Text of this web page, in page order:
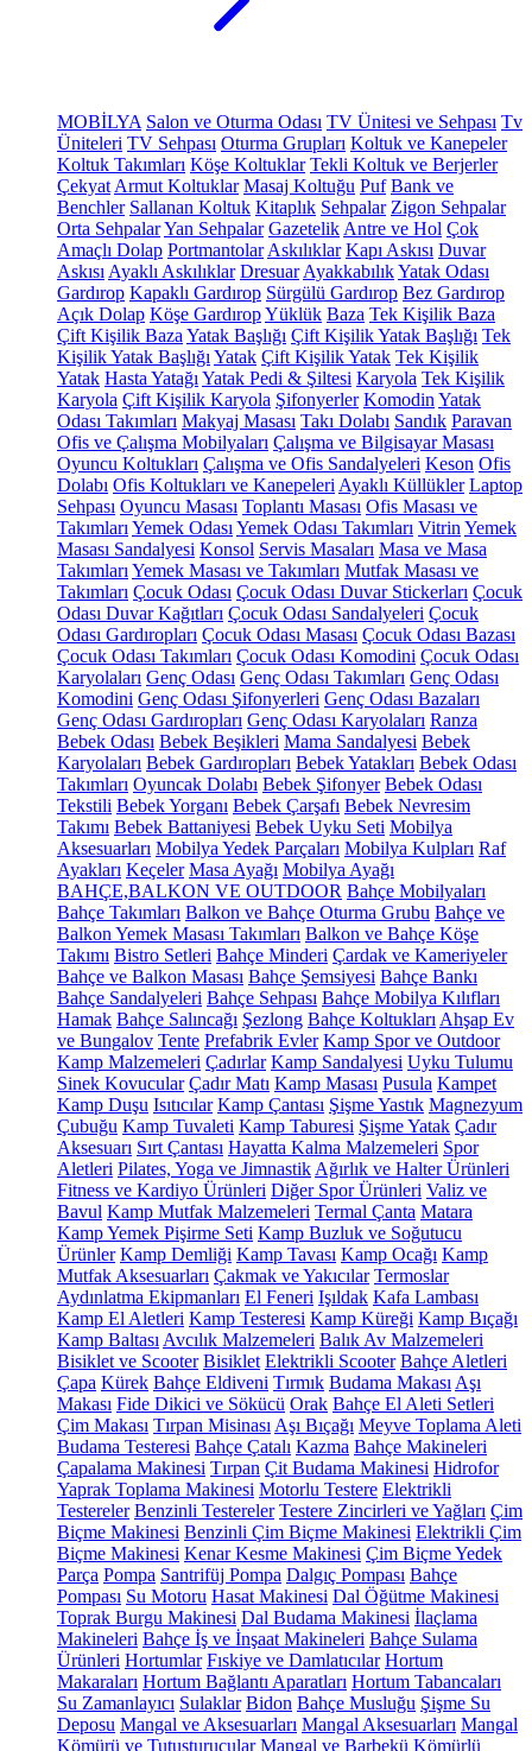
MOBİLYA Salon ve Oturma Odası TV Ünitesi ve Sehpası Tv
Üniteleri TV Sehpası Oturma Grupları Koltuk ve Kanepeler
Koltuk Takımları Köşe Koltuklar Tekli Koltuk ve Berjerler
Çekyat Armut Koltuklar Masaj Koltuğu Puf Bank ve
Benchler Sallanan Koltuk Kitaplık Sehpalar Zigon Sehpalar
Orta SehpalarYan Sehpalar Gazetelik Antre ve Hol Çok
Amaçlı Dolap Portmantolar Askılıklar Kapı Askısı Duvar
Askısı Ayaklı Askılıklar Dresuar AyakkabılıkYatak Odası
Gardırop Kapaklı Gardırop Sürgülü Gardırop Bez Gardırop
Açık Dolap Köşe GardıropYüklük Baza Tek Kişilik Baza
Çift Kişilik Baza Yatak Başlığı Çift Kişilik Yatak Başlığı Tek
Kişilik Yatak Başlığı Yatak Çift Kişilik Yatak Tek Kişilik
Yatak Hasta Yatağı Yatak Pedi & Şiltesi Karyola Tek Kişilik
Karyola Çift Kişilik Karyola Şifonyerler Komodin Yatak
Odası Takımları Makyaj Masası Takı Dolabı Sandık Paravan
Ofis ve Çalışma Mobilyaları Çalışma ve Bilgisayar Masası
Oyuncu Koltukları Çalışma ve Ofis Sandalyeleri Keson Ofis
Dolabı Ofis Koltukları ve Kanepeleri Ayaklı Küllükler Laptop
Sehpası Oyuncu Masası Toplantı Masası Ofis Masası ve
Takımları Yemek Odası Yemek Odası Takımları Vitrin Yemek
Masası Sandalyesi Konsol Servis Masaları Masa ve Masa
Takımları Yemek Masası ve Takımları Mutfak Masası ve
Takımları Çocuk Odası Çocuk Odası Duvar Stickerları Çocuk
Odası Duvar Kağıtları Çocuk Odası Sandalyeleri Çocuk
Odası Gardıropları Çocuk Odası Masası Çocuk Odası Bazası
Çocuk Odası Takımları Çocuk Odası Komodini Çocuk Odası
Karyolaları Genç Odası Genç Odası Takımları Genç Odası
Komodini Genç Odası Şifonyerleri Genç Odası Bazaları
Genç Odası Gardıropları Genç Odası Karyolaları Ranza
Bebek Odası Bebek Beşikleri Mama Sandalyesi Bebek
Karyolaları Bebek Gardıropları Bebek Yatakları Bebek Odası
Takımları Oyuncak Dolabı Bebek Şifonyer Bebek Odası
Tekstili Bebek Yorganı Bebek Çarşafı Bebek Nevresim
Takımı Bebek Battaniyesi Bebek Uyku Seti Mobilya
Aksesuarları Mobilya Yedek Parçaları Mobilya Kulpları Raf
Ayakları Keçeler Masa Ayağı Mobilya Ayağı
BAHÇE,BALKON VE OUTDOOR Bahçe Mobilyaları
Bahçe Takımları Balkon ve Bahçe Oturma Grubu Bahçe ve
Balkon Yemek Masası Takımları Balkon ve Bahçe Köşe
Takımı Bistro Setleri Bahçe Minderi Çardak ve Kameriyeler
Bahçe ve Balkon Masası Bahçe Şemsiyesi Bahçe Bankı
Bahçe Sandalyeleri Bahçe Sehpası Bahçe Mobilya Kılıfları
Hamak Bahçe Salıncağı Şezlong Bahçe Koltukları Ahşap Ev
ve Bungalov Tente Prefabrik Evler Kamp Spor ve Outdoor
Kamp Malzemeleri Çadırlar Kamp Sandalyesi Uyku Tulumu
Sinek Kovucular Çadır Matı Kamp Masası Pusula Kampet
Kamp Duşu Isıtıcılar Kamp Çantası Şişme Yastık Magnezyum
Çubuğu Kamp Tuvaleti Kamp Taburesi Şişme Yatak Çadır
Aksesuarı Sırt Çantası Hayatta Kalma Malzemeleri Spor
Aletleri Pilates, Yoga ve Jimnastik Ağırlık ve Halter Ürünleri
Fitness ve Kardiyo Ürünleri Diğer Spor Ürünleri Valiz ve
Bavul Kamp Mutfak Malzemeleri Termal Çanta Matara
Kamp Yemek Pişirme Seti Kamp Buzluk ve Soğutucu
Ürünler Kamp Demliği Kamp Tavası Kamp Ocağı Kamp
Mutfak Aksesuarları Çakmak ve Yakıcılar Termoslar
Aydınlatma Ekipmanları El Feneri Işıldak Kafa Lambası
Kamp El Aletleri Kamp Testeresi Kamp Küreği Kamp Bıçağı
Kamp Baltası Avcılık Malzemeleri Balık Av Malzemeleri
Bisiklet ve Scooter Bisiklet Elektrikli Scooter Bahçe Aletleri
Çapa Kürek Bahçe Eldiveni Tırmık Budama Makası Aşı
Makası Fide Dikici ve Sökücü Orak Bahçe El Aleti Setleri
Çim Makası Tırpan Misinası Aşı Bıçağı Meyve Toplama Aleti
Budama Testeresi Bahçe Çatalı Kazma Bahçe Makineleri
Çapalama Makinesi Tırpan Çit Budama Makinesi Hidrofor
Yaprak Toplama Makinesi Motorlu Testere Elektrikli
Testereler Benzinli Testereler Testere Zincirleri ve Yağları Çim
Biçme Makinesi Benzinli Çim Biçme Makinesi Elektrikli Çim
Biçme Makinesi Kenar Kesme Makinesi Çim Biçme Yedek
Parça Pompa Santrifüj Pompa Dalgıç Pompası Bahçe
Pompası Su Motoru Hasat Makinesi Dal Öğütme Makinesi
Toprak Burgu Makinesi Dal Budama Makinesi İlaçlama
Makineleri Bahçe İş ve İnşaat Makineleri Bahçe Sulama
Ürünleri Hortumlar Fıskiye ve Damlatıcılar Hortum
Makaraları Hortum Bağlantı Aparatları Hortum Tabancaları
Su Zamanlayıcı Sulaklar Bidon Bahçe Musluğu Şişme Su
Deposu Mangal ve Aksesuarları Mangal Aksesuarları Mangal
Kömürü ve Tutuşturucular Mangal ve Barbekü Kömürlü